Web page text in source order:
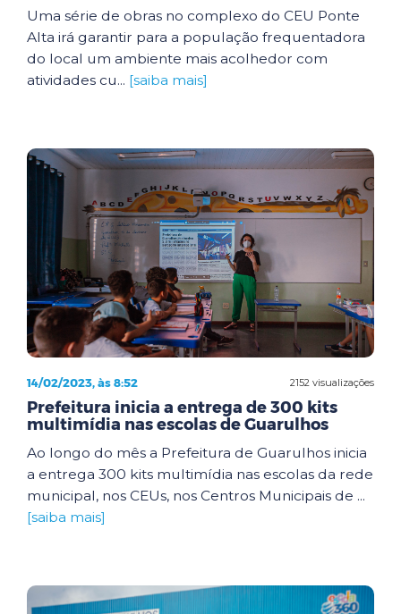
Uma série de obras no complexo do CEU Ponte
Alta irá garantir para a população frequentadora
do local um ambiente mais acolhedor com
atividades cu... [saiba mais]
2152 visualizações
14/02/2023, às 8:52
Prefeitura inicia a entrega de 300 kits
multimídia nas escolas de Guarulhos
Ao longo do mês a Prefeitura de Guarulhos inicia
a entrega 300 kits multimídia nas escolas da rede
municipal, nos CEUs, nos Centros Municipais de ...
[saiba mais]